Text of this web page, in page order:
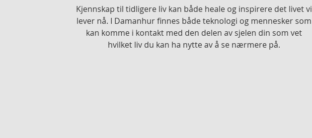
Kjennskap til tidligere liv kan både heale og inspirere det livet vi
lever nå. I Damanhur finnes både teknologi og mennesker som
kan komme i kontakt med den delen av sjelen din som vet
hvilket liv du kan ha nytte av å se nærmere på.